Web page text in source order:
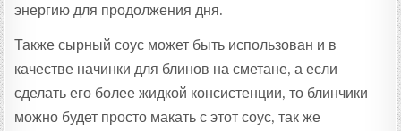
энергию для продолжения дня.
Также сырный соус может быть использован и в
качестве начинки для блинов на сметане, а если
сделать его более жидкой консистенции, то блинчики
можно будет просто макать с этот соус, так же